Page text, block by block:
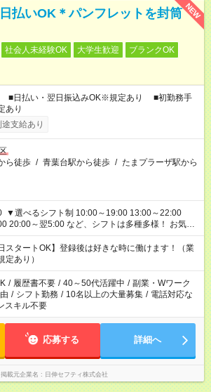
NEW
払いOK＊パンフレットを封筒
社会人未経験OK 大学生歓迎
ブランクOK
■日払い・翌日振込みOK※規定あり ■初勤務手
あり
支給あり
ら徒歩 / 青葉台駅から徒歩 / たまプラーザ駅から
など、シフトは多種多様！ お気軽
さい！
スタートOK】登録後は好きな時に働けます！（業
定あり）
/ 履歴書不要 / 40～50代活躍中 / 副業・Wワーク
/ シフト勤務 / 10名以上の大量募集 / 電話対応な
スキル不要
応募する 詳細へ
掲載元企業名 日伸セフティ株式会社